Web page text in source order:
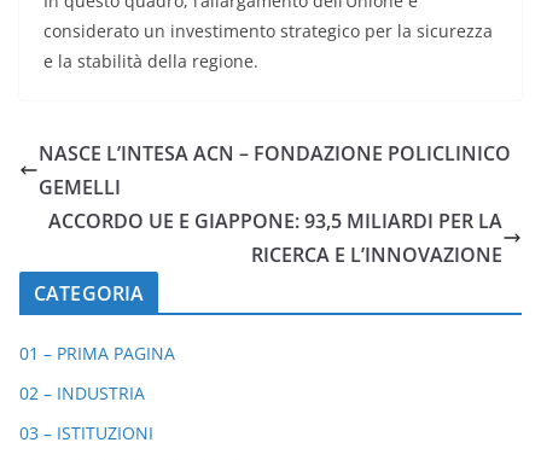
considerato un investimento strategico per la sicurezza
e la stabilità della regione.
NASCE L’INTESA ACN – FONDAZIONE POLICLINICO
GEMELLI
ACCORDO UE E GIAPPONE: 93,5 MILIARDI PER LA
RICERCA E L’INNOVAZIONE
CATEGORIA
01 – PRIMA PAGINA
02 – INDUSTRIA
03 – ISTITUZIONI